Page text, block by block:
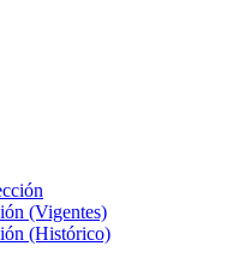
(Vigentes)
(Histórico)